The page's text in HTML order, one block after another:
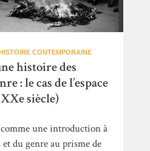
CONTEMPORAINE
histoire des
: le cas de l’espace
siècle)
comme une introduction à
du genre au prisme de